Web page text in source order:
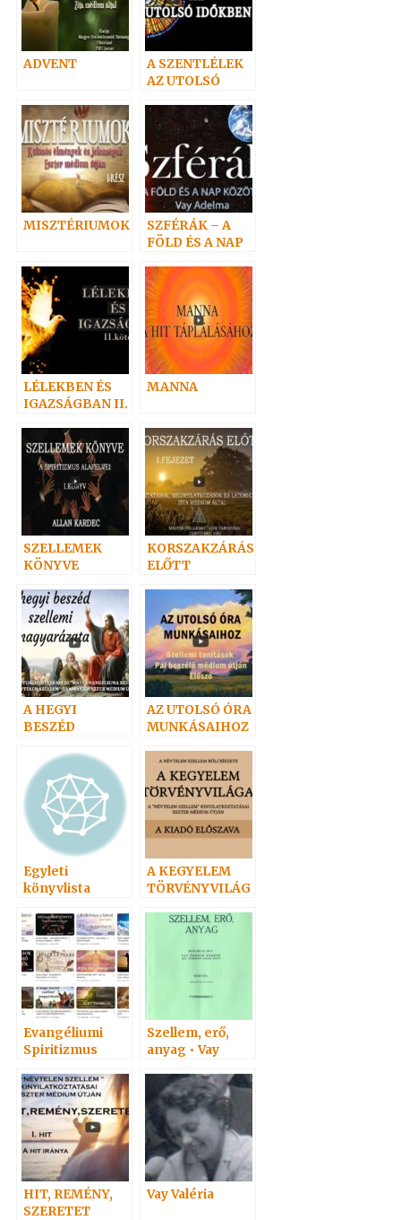
ADVENT
A SZENTLÉLEK
AZ UTOLSÓ
MISZTÉRIUMOK
SZFÉRÁK – A
FÖLD ÉS A NAP
LÉLEKBEN ÉS
IGAZSÁGBAN II.
MANNA
SZELLEMEK
KÖNYVE
KORSZAKZÁRÁS
ELŐTT
A HEGYI
BESZÉD
MAGYARÁZATA
AZ UTOLSÓ ÓRA
MUNKÁSAIHOZ
Egyleti
könyvlista
A KEGYELEM
TÖRVÉNYVILÁG
Evangéliumi
Spiritizmus
népszerűségi
sorrendben 1
Szellem, erő,
anyag • Vay
HIT, REMÉNY,
SZERETET
Vay Valéria